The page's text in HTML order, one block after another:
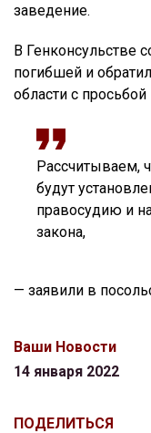
заведение.
В Генконсульстве
погибшей и
области с
Рассчитываем,
будут
правосудию и
закона,
— заявили в
Ваши Новости
14 января 2022
ПОДЕЛИТЬСЯ